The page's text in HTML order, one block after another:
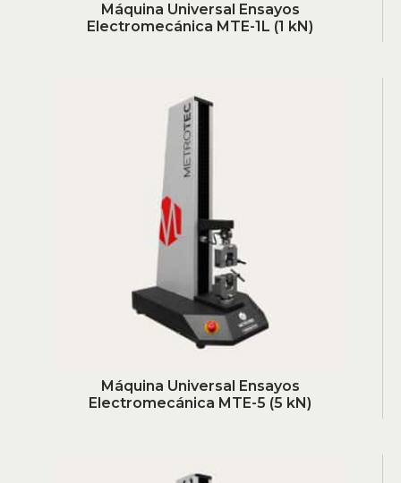
Máquina Universal Ensayos
Electromecánica MTE-1L (1 kN)
Máquina Universal Ensayos
Electromecánica MTE-5 (5 kN)